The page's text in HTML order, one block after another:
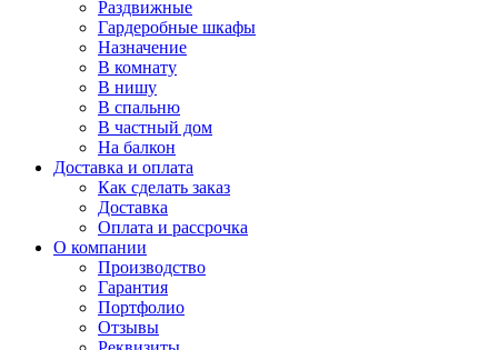
Раздвижные
Гардеробные шкафы
Назначение
В комнату
В нишу
В спальню
В частный дом
На балкон
Доставка и оплата
Как сделать заказ
Доставка
Оплата и рассрочка
О компании
Производство
Гарантия
Портфолио
Отзывы